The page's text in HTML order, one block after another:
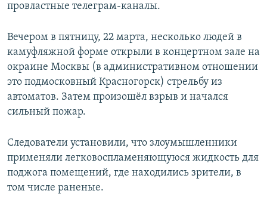
провластные телеграм-каналы.
Вечером в пятницу, 22 марта, несколько людей в
камуфляжной форме открыли в концертном зале на
окраине Москвы (в административном отношении
это подмосковный Красногорск) стрельбу из
автоматов. Затем произошёл взрыв и начался
сильный пожар.
Следователи установили, что злоумышленники
применяли легковоспламеняющуюся жидкость для
поджога помещений, где находились зрители, в
том числе раненые.